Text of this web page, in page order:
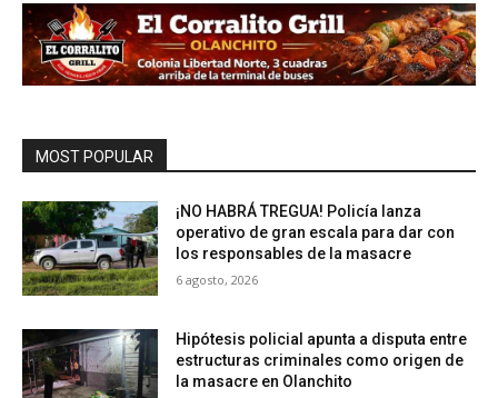
MOST POPULAR
¡NO HABRÁ TREGUA! Policía lanza
operativo de gran escala para dar con
los responsables de la masacre
6 agosto, 2026
Hipótesis policial apunta a disputa entre
estructuras criminales como origen de
la masacre en Olanchito